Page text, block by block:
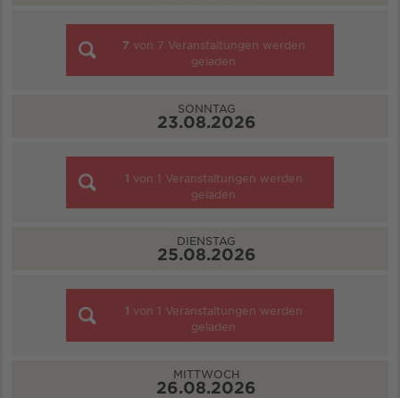
7 von 7 Veranstaltungen werden
geladen
SONNTAG
23.08.2026
1 von 1 Veranstaltungen werden
geladen
DIENSTAG
25.08.2026
1 von 1 Veranstaltungen werden
geladen
MITTWOCH
26.08.2026